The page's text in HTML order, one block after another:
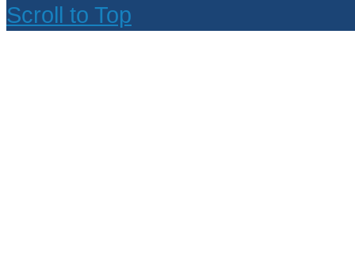
Scroll to Top